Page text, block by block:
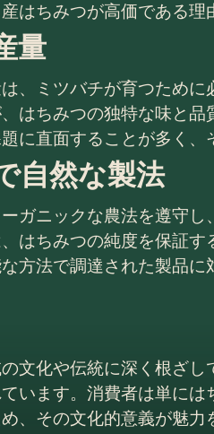
はちみつが高価である理
量
、ミツバチが育つため
はちみつの独特な味と
に直面することが多く、
自然な製法
ガニックな農法を遵守
はちみつの純度を保証
方法で調達された製品
文化や伝統に深く根ざ
います。消費者は単に
、その文化的意義が魅力